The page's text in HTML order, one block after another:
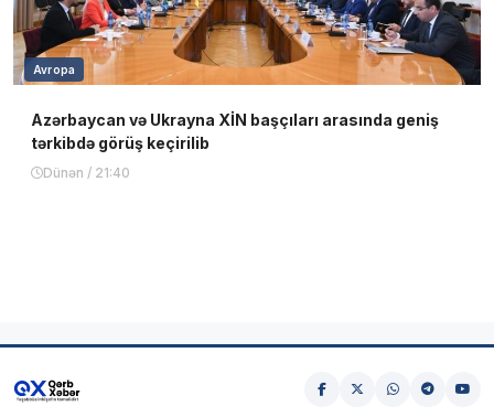
Avropa
Azərbaycan və Ukrayna XİN başçıları arasında geniş
tərkibdə görüş keçirilib
Dünən / 21:40